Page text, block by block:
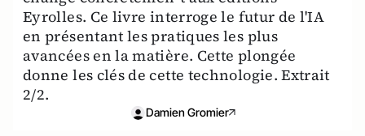
Eyrolles. Ce livre interroge le futur de l'IA
en présentant les pratiques les plus
avancées en la matière. Cette plongée
donne les clés de cette technologie. Extrait
2/2.
Damien Gromier